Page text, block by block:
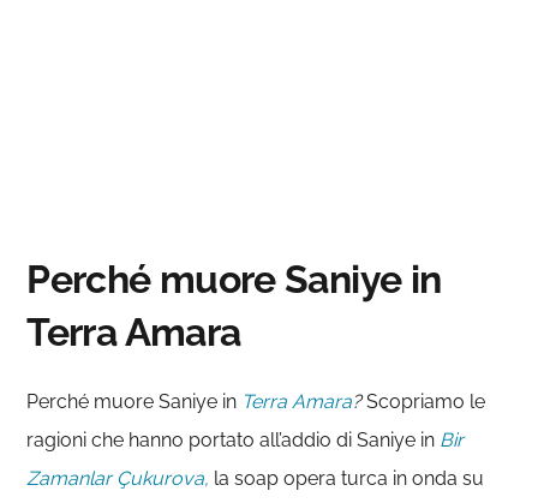
Perché muore Saniye in
Terra Amara
Perché muore Saniye in Terra Amara?Scopriamo le
ragioni che hanno portato all’addio di Saniye in Bir
Zamanlar Çukurova, la soap opera turca in onda su